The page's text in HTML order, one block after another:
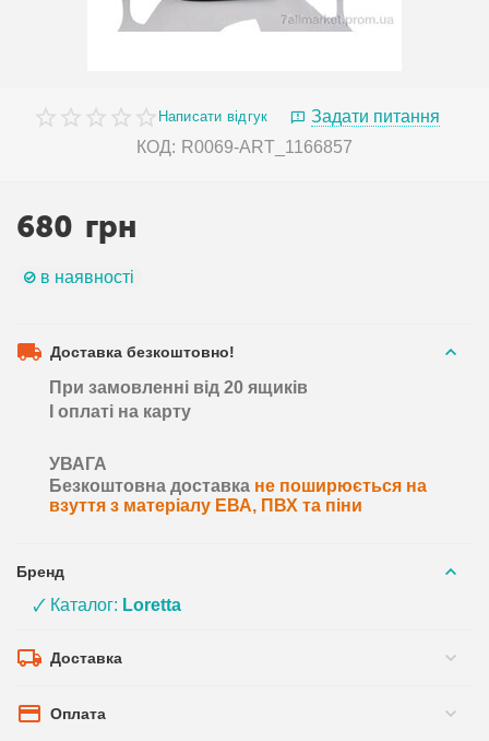
Написати відгук
Задати питання
КОД: R0069-ART_1166857
680 грн
в наявності
Доставка безкоштовно!
При замовленні від 20 ящиків
І оплаті на карту
УВАГА
Безкоштовна доставка не поширюється на
взуття з матеріалу ЕВА, ПВХ та піни
Бренд
🗸 Каталог: Loretta
Доставка
Оплата